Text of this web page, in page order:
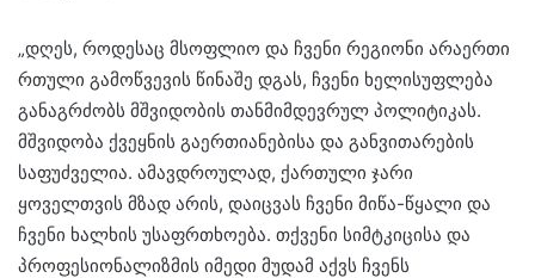
„დღეს, როდესაც მსოფლიო და ჩვენი რეგიონი არაერთი
რთული გამოწვევის წინაშე დგას, ჩვენი ხელისუფლება
განაგრძობს მშვიდობის თანმიმდევრულ პოლიტიკას.
მშვიდობა ქვეყნის გაერთიანებისა და განვითარების
საფუძველია. ამავდროულად, ქართული ჯარი
ყოველთვის მზად არის, დაიცვას ჩვენი მიწა-წყალი და
ჩვენი ხალხის უსაფრთხოება. თქვენი სიმტკიცისა და
პროფესიონალიზმის იმედი მუდამ აქვს ჩვენს